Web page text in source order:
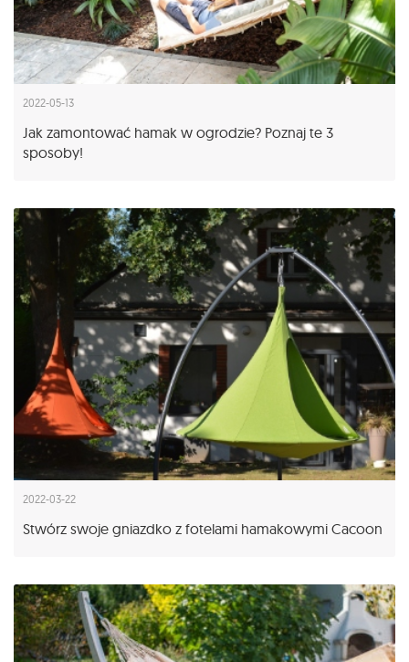
2022-05-13
Jak zamontować hamak w ogrodzie? Poznaj te 3
sposoby!
2022-03-22
Stwórz swoje gniazdko z fotelami hamakowymi Cacoon